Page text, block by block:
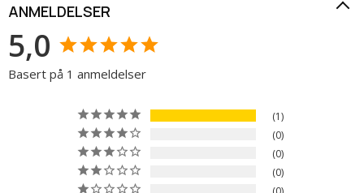
ANMELDELSER
5,0
Basert på 1 anmeldelser
1
0
0
0